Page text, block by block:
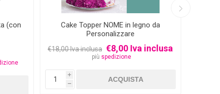
(con
Cake Topper NOME in legno da
Personalizzare
€18,00 Iva inclusa €8,00 Iva inclusa
più spedizione
i
h